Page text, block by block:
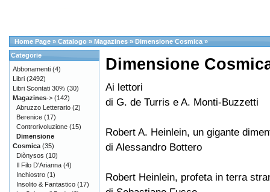
Home Page » Catalogo » Magazines » Dimensione Cosmica »
Dimensione
Ai lettori
di G. de Turris e A. Monti-Buzzetti
Robert A. Heinlein, un gigante
di Alessandro Bottero
Robert Heinlein, profeta in terra
Categorie
Abbonamenti (4)
Libri (2492)
Libri Scontati 30% (30)
Magazines-> (142)
Abruzzo Letterario (2)
Berenice (17)
Controrivoluzione (15)
Dimensione
Cosmica (35)
Diònysos (10)
Il Filo D'Arianna (4)
Inchiostro (1)
Insolito & Fantastico (17)